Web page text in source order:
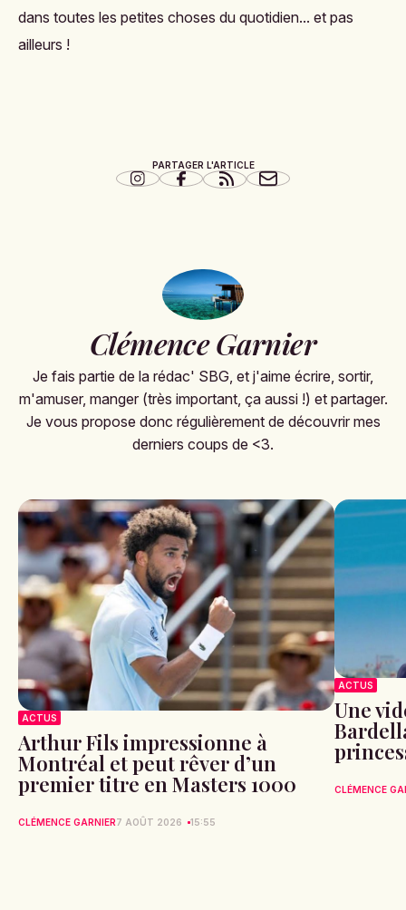
dans toutes les petites choses du quotidien... et pas
ailleurs !
PARTAGER L'ARTICLE
Clémence Garnier
Je fais partie de la rédac' SBG, et j'aime écrire, sortir,
m'amuser, manger (très important, ça aussi !) et partager.
Je vous propose donc régulièrement de découvrir mes
derniers coups de <3.
ACTUS
Arthur Fils impressionne à
Montréal et peut rêver d’un
premier titre en Masters 1000
CLÉMENCE GARNIER7 AOÛT 2026 15:55
ACTUS
Une
CLÉMENCE